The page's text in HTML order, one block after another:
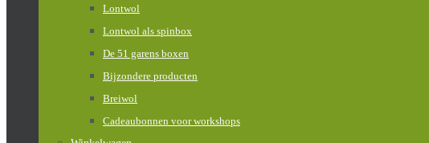
Lontwol
Lontwol als spinbox
De 51 garens boxen
Bijzondere producten
Breiwol
Cadeaubonnen voor workshops